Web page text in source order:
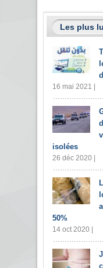
Les plus
16 mai 2021 |
isolées
26 déc 2020 |
50%
14 oct 2020 |